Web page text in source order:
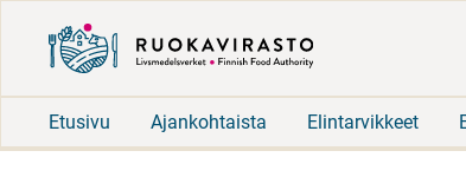
Etusivu Ajankohtaista Elintarvikkeet